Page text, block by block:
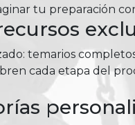
tu preparación
temarios
cada etapa del